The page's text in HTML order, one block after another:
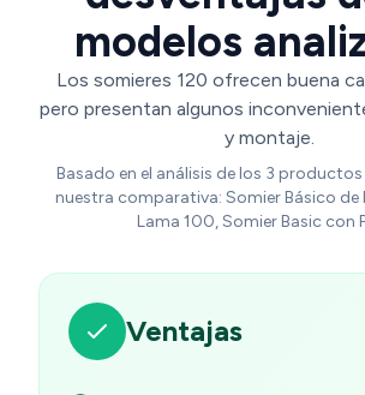
modelos
Los somieres 120 ofrecen buena
pero presentan algunos
y montaje.
Basado en el análisis de los 3
nuestra comparativa: Somier Básico de
Lama 100, Somier Basic con
Ventajas